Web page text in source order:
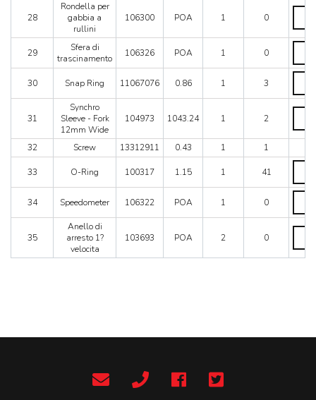
28
Rondella per
gabbia a
rullini
106300 POA 1 0
a
29
Sfera di
trascinamento
106326 POA 1 0
Sfera
30 Snap Ring 11067076 0.86 1 3
Snap
31
Synchro
Sleeve - Fork
12mm Wide
104973 1043.24 1 2
-
32 Screw 13312911 0.43 1 1
33 O-Ring 100317 1.15 1 41
O-
34
Speedometer 106322 POA 1 0
35
Anello di
arresto 1?
velocita
103693 POA 2 0